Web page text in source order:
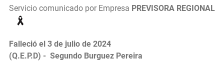
Servicio comunicado por Empresa PREVISORA REGIONAL
Falleció el 3 de julio de 2024
(Q.E.P.D) - Segundo Burguez Pereira